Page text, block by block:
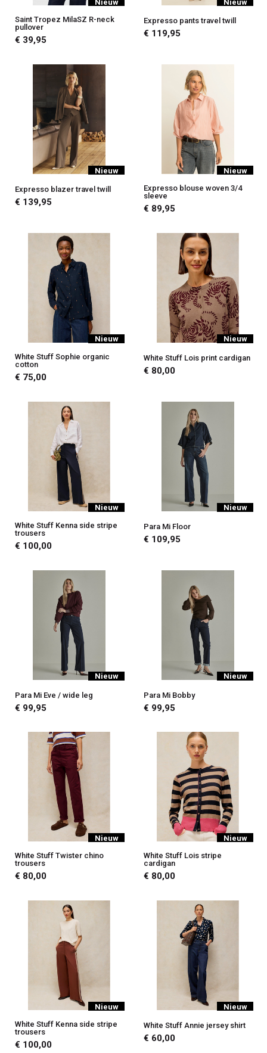
Nieuw
Saint Tropez MilaSZ R-neck
pullover
€ 39,95
Nieuw
Expresso pants travel twill
€ 119,95
Nieuw
Expresso blazer travel twill
€ 139,95
Nieuw
Expresso blouse woven 3/4
sleeve
€ 89,95
Nieuw
White Stuff Sophie organic
cotton
€ 75,00
Nieuw
White Stuff Lois print cardigan
€ 80,00
Nieuw
White Stuff Kenna side stripe
trousers
€ 100,00
Nieuw
Para Mi Floor
€ 109,95
Nieuw
Para Mi Eve / wide leg
€ 99,95
Nieuw
Para Mi Bobby
€ 99,95
Nieuw
White Stuff Twister chino
trousers
€ 80,00
Nieuw
White Stuff Lois stripe
cardigan
€ 80,00
Nieuw
White Stuff Kenna side stripe
trousers
€ 100,00
Nieuw
White Stuff Annie jersey shirt
€ 60,00